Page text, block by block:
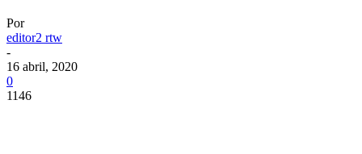
Por
editor2 rtw
-
16 abril, 2020
0
1146